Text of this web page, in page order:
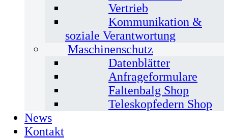
Vertrieb
Kommunikation &
soziale Verantwortung
Maschinenschutz
Datenblätter
Anfrageformulare
Faltenbalg Shop
Teleskopfedern Shop
News
Kontakt